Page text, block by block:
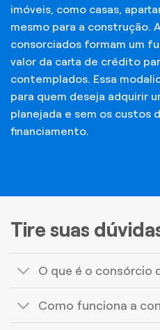
imóveis, como casas,
mesmo para a construção.
consorciados formam um
valor da carta de crédito
contemplados. Essa
para quem deseja adquirir
planejada e sem os custos
financiamento.
Tire suas
O que é o consórcio
Como funciona a